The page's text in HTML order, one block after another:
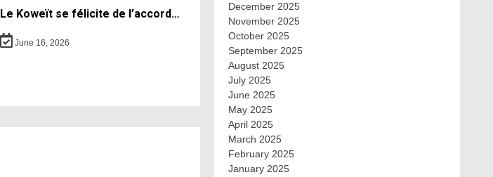
Le Koweït se félicite de l’accord…
June 16, 2026
December 2025
November 2025
October 2025
September 2025
August 2025
July 2025
June 2025
May 2025
April 2025
March 2025
February 2025
January 2025